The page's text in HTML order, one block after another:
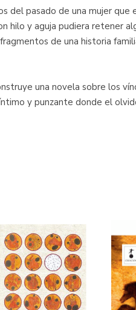
del pasado de una mujer
hilo y aguja pudiera retener
de una historia
una novela sobre los
y punzante donde el